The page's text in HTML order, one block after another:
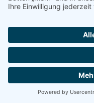
verpassen Sie keine